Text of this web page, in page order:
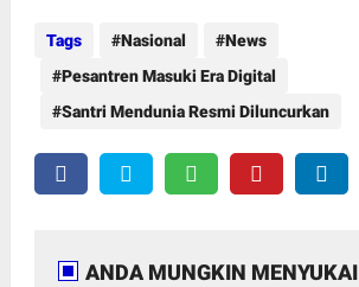
Tags Nasional
News
Pesantren Masuki Era Digital
Santri Mendunia Resmi Diluncurkan
ANDA MUNGKIN MENYUKAI